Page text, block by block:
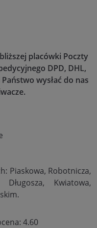
placówki Poczty
DPD, DHL,
wysłać do nas
Piaskowa, Robotnicza,
Długosza, Kwiatowa,
4.60